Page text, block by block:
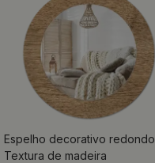
Espelho decorativo redondo
Textura de madeira